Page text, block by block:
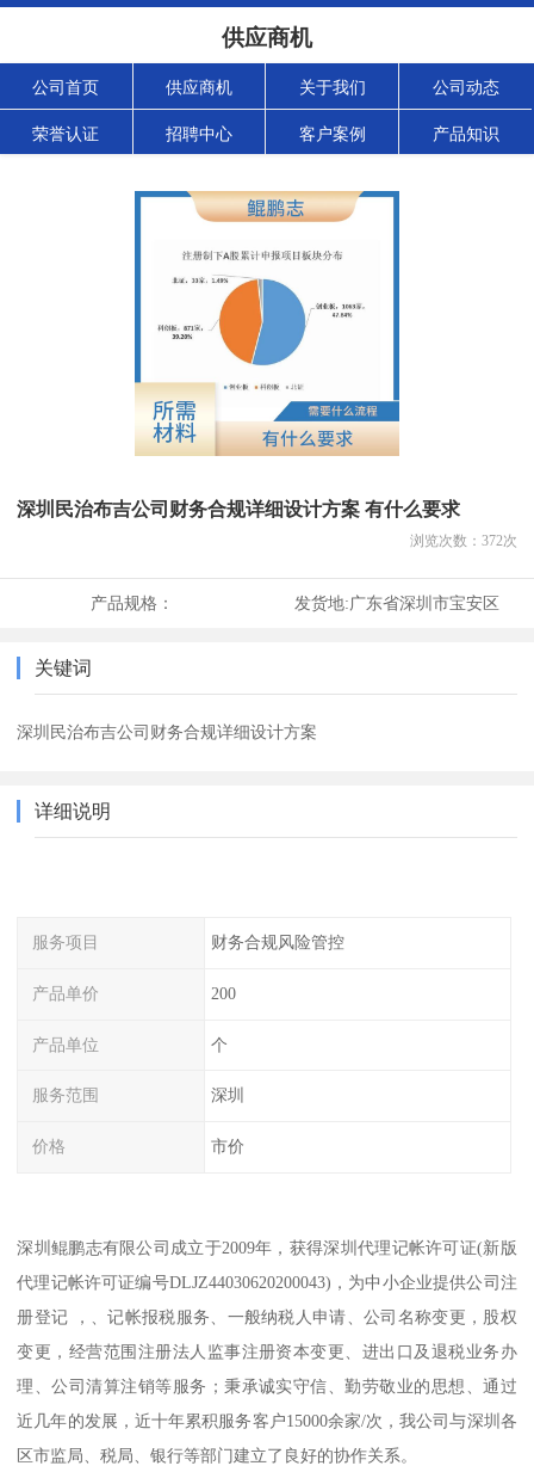
供应商机
公司首页 供应商机 关于我们 公司动态
荣誉认证 招聘中心 客户案例 产品知识
深圳民治布吉公司财务合规详细设计方案 有什么要求
浏览次数： 372次
产品规格： 发货地:广东省深圳市宝安区
关键词
深圳民治布吉公司财务合规详细设计方案
详细说明
服务项目 财务合规风险管控
产品单价 200
产品单位 个
服务范围 深圳
价格 市价
深圳鲲鹏志有限公司成立于2009年，获得深圳代理记帐许可证(新版
代理记帐许可证编号DLJZ44030620200043)，为中小企业提供公司注
册登记 ，、记帐报税服务、一般纳税人申请、公司名称变更，股权
变更，经营范围注册法人监事注册资本变更、进出口及退税业务办
理、公司清算注销等服务；秉承诚实守信、勤劳敬业的思想、通过
近几年的发展，近十年累积服务客户15000余家/次，我公司与深圳各
区市监局、税局、银行等部门建立了良好的协作关系。